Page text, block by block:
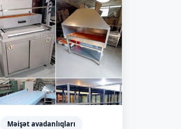
Məişət avadanlıqları